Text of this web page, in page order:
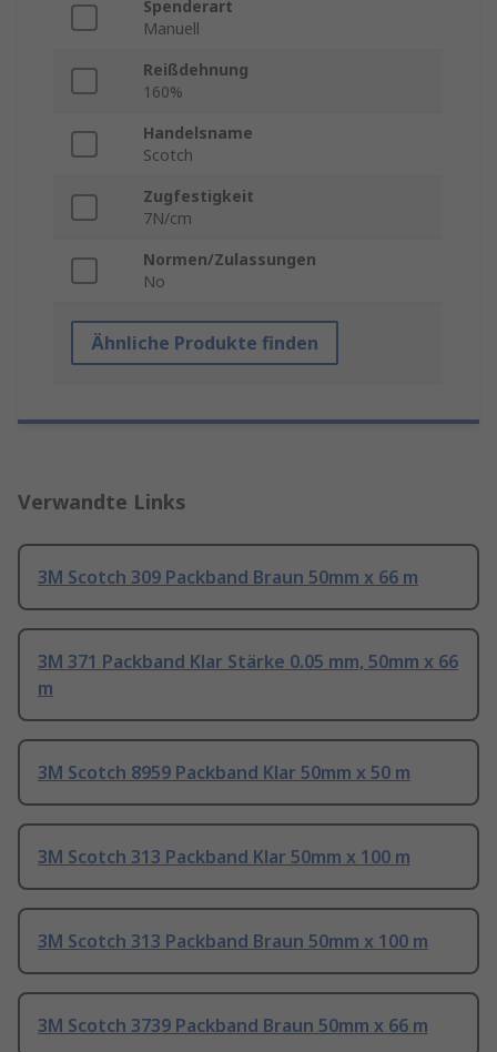
Spenderart
Manuell
Reißdehnung
160%
Handelsname
Scotch
Zugfestigkeit
7N/cm
Normen/Zulassungen
No
Ähnliche Produkte finden
Verwandte Links
3M Scotch 309 Packband Braun 50mm x 66 m
3M 371 Packband Klar Stärke 0.05 mm, 50mm x 66
m
3M Scotch 8959 Packband Klar 50mm x 50 m
3M Scotch 313 Packband Klar 50mm x 100 m
3M Scotch 313 Packband Braun 50mm x 100 m
3M Scotch 3739 Packband Braun 50mm x 66 m